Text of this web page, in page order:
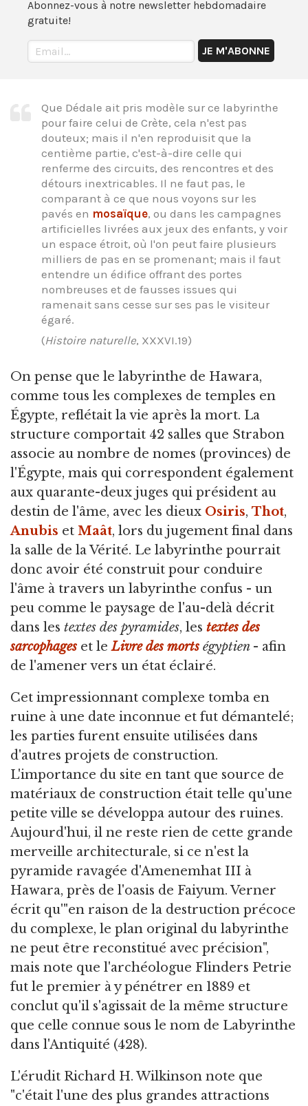
Abonnez-vous à notre newsletter hebdomadaire
gratuite!
Que Dédale ait pris modèle sur ce labyrinthe
pour faire celui de Crète, cela n'est pas
douteux; mais il n'en reproduisit que la
centième partie, c'est-à-dire celle qui
renferme des circuits, des rencontres et des
détours inextricables. Il ne faut pas, le
comparant à ce que nous voyons sur les
pavés en mosaïque, ou dans les campagnes
artificielles livrées aux jeux des enfants, y voir
un espace étroit, où l'on peut faire plusieurs
milliers de pas en se promenant; mais il faut
entendre un édifice offrant des portes
nombreuses et de fausses issues qui
ramenait sans cesse sur ses pas le visiteur
égaré.
(Histoire naturelle, XXXVI.19)
On pense que le labyrinthe de Hawara,
comme tous les complexes de temples en
Égypte, reflétait la vie après la mort. La
structure comportait 42 salles que Strabon
associe au nombre de nomes (provinces) de
l'Égypte, mais qui correspondent également
aux quarante-deux juges qui président au
destin de l'âme, avec les dieux Osiris, Thot,
Anubis et Maât, lors du jugement final dans
la salle de la Vérité. Le labyrinthe pourrait
donc avoir été construit pour conduire
l'âme à travers un labyrinthe confus - un
peu comme le paysage de l'au-delà décrit
dans les textes des pyramides, les textes des
sarcophages et leLivre des morts égyptien - afin
de l'amener vers un état éclairé.
Cet impressionnant complexe tomba en
ruine à une date inconnue et fut démantelé;
les parties furent ensuite utilisées dans
d'autres projets de construction.
L'importance du site en tant que source de
matériaux de construction était telle qu'une
petite ville se développa autour des ruines.
Aujourd'hui, il ne reste rien de cette grande
merveille architecturale, si ce n'est la
pyramide ravagée d'Amenemhat III à
Hawara, près de l'oasis de Faiyum. Verner
écrit qu'"en raison de la destruction précoce
du complexe, le plan original du labyrinthe
ne peut être reconstitué avec précision",
mais note que l'archéologue Flinders Petrie
fut le premier à y pénétrer en 1889 et
conclut qu'il s'agissait de la même structure
que celle connue sous le nom de Labyrinthe
dans l'Antiquité (428).
L'érudit Richard H. Wilkinson note que
"c'était l'une des plus grandes attractions